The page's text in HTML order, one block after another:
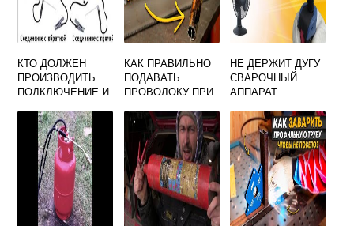
КТО ДОЛЖЕН
ПРОИЗВОДИТЬ
ПОДКЛЮЧЕНИЕ И
СИЛОВОЙ СЕТИ
СВАРОЧНОГО
ИСТОЧНИКА
ПИТАНИЯ
КАК ПРАВИЛЬНО
ПОДАВАТЬ
ПРОВОЛОКУ ПРИ
АРГОНОМ
НЕ ДЕРЖИТ ДУГУ
СВАРОЧНЫЙ
АППАРАТ